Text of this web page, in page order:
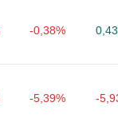
-0,38%
-5,39% -